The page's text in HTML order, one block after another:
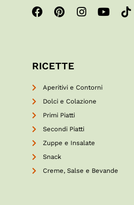
RICETTE
Aperitivi e Contorni
Dolci e Colazione
Primi Piatti
Secondi Piatti
Zuppe e Insalate
Snack
Creme, Salse e Bevande